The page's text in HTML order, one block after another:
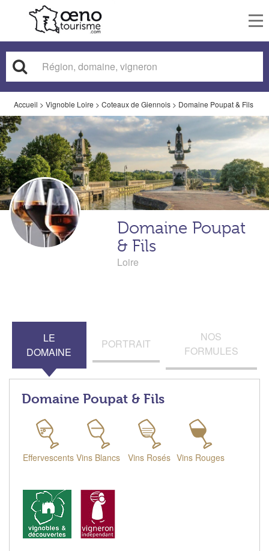
Accueil > Vignoble Loire > Coteaux de Giennois > Domaine Poupat & Fils
Domaine Poupat
& Fils
Loire
LE
DOMAINE
PORTRAIT
NOS
FORMULES
Domaine Poupat & Fils
Effervescents Vins Blancs Vins Rosés Vins Rouges